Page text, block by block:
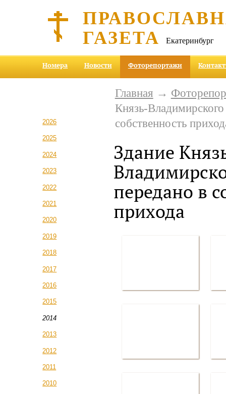
ГАЗЕТА Екатеринбург
Номера Новости Фоторепортажи
2026
2025
2024
2023
2022
2021
2020
2019
2018
2017
2016
2015
2014
2013
2012
2011
2010
Главная →
Князь-
собственность
Здание
передано в
прихода